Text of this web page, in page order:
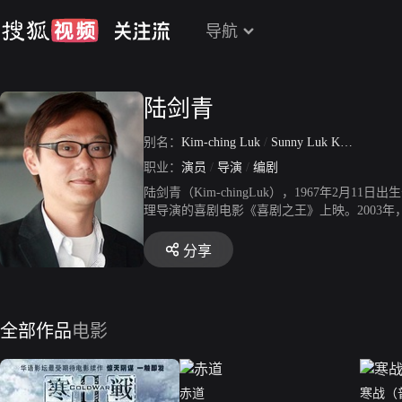
导航
陆剑青
别名： Kim-ching Luk / Sunny Luk Kim-Ching
职业： 演员 / 导演 / 编剧
陆剑青（Kim-chingLuk），1967年2月11日出
理导演的喜剧电影《喜剧之王》上映。2003
2年，与梁乐民联合编导个人首部电影《寒战
作电影《赤道》。2016年，与梁乐民联合编
3》。
分享
全部作品电影
赤道 寒战（